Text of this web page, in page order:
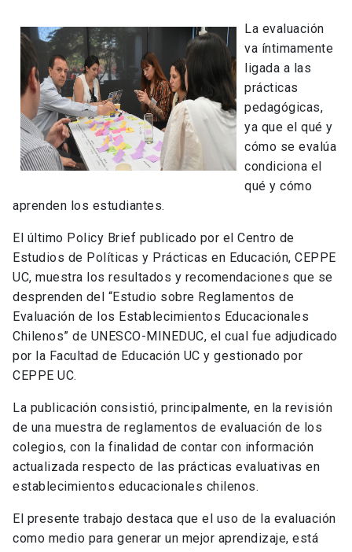
La evaluación
va íntimamente
ligada a las
prácticas
pedagógicas,
ya que el qué y
cómo se evalúa
condiciona el
qué y cómo
aprenden los estudiantes.
El último Policy Brief publicado por el Centro de
Estudios de Políticas y Prácticas en Educación, CEPPE
UC, muestra los resultados y recomendaciones que se
desprenden del “Estudio sobre Reglamentos de
Evaluación de los Establecimientos Educacionales
Chilenos” de UNESCO-MINEDUC, el cual fue adjudicado
por la Facultad de Educación UC y gestionado por
CEPPE UC.
La publicación consistió, principalmente, en la revisión
de una muestra de reglamentos de evaluación de los
colegios, con la finalidad de contar con información
actualizada respecto de las prácticas evaluativas en
establecimientos educacionales chilenos.
El presente trabajo destaca que el uso de la evaluación
como medio para generar un mejor aprendizaje, está